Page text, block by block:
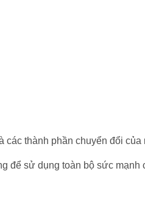
các thành phần chuyển đổi của
để sử dụng toàn bộ sức mạnh